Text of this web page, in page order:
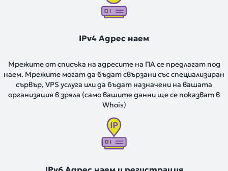
IPv4 Адрес наем
Мрежите от списъка на адресите на ПА се предлагат под
наем. Мрежите могат да бъдат свързани със специализиран
сървър, VPS услуга или да бъдат назначени на вашата
организация в зряла (само вашите данни ще се показват в
Whois)